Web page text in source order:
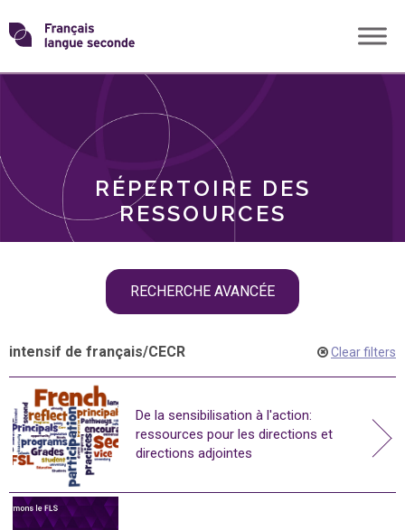
Skip
toTransformons
langue
RÉPERTOIRE DES
RESSOURCES
RECHERCHE AVANCÉE
THÈMES
intensif de français/CECR Clear filters
De la sensibilisation à l'action:
ressources pour les directions et
directions adjointes